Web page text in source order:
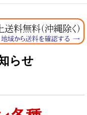
らせ